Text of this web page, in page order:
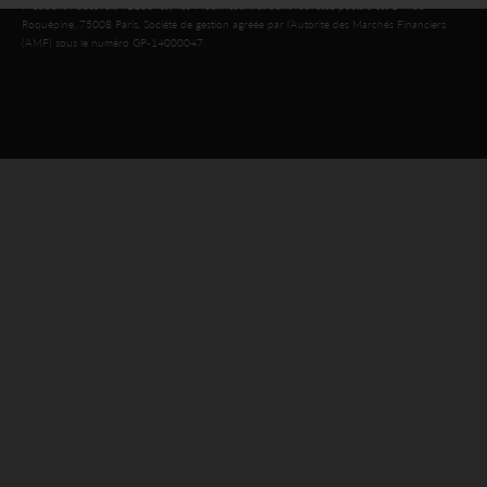
Président Roosevelt, 92130 Issy-les-Moulineaux, et dont l’adresse postale est 14 rue
Roquépine, 75008 Paris. Société de gestion agréée par l’Autorité des Marchés Financiers
(AMF) sous le numéro GP-14000047.